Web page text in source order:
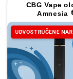
CBG Vape
Amnesia
UDVOSTRUČENE